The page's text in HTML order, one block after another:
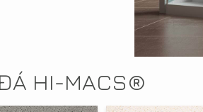
HI-MACS®